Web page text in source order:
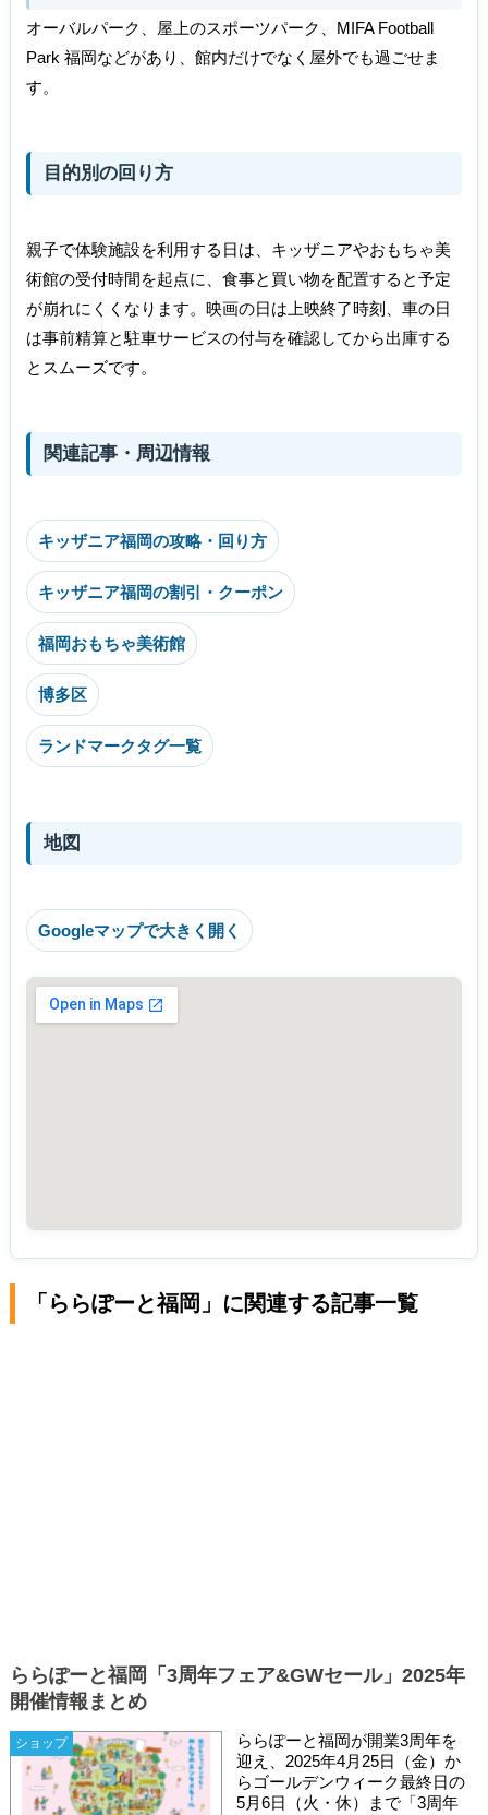
オーバルパーク、屋上のスポーツパーク、MIFA Football
Park 福岡などがあり、館内だけでなく屋外でも過ごせま
す。
目的別の回り方
親子で体験施設を利用する日は、キッザニアやおもちゃ美
術館の受付時間を起点に、食事と買い物を配置すると予定
が崩れにくくなります。映画の日は上映終了時刻、車の日
は事前精算と駐車サービスの付与を確認してから出庫する
とスムーズです。
関連記事・周辺情報
キッザニア福岡の攻略・回り方
キッザニア福岡の割引・クーポン
福岡おもちゃ美術館
博多区
ランドマークタグ一覧
地図
Googleマップで大きく開く
「ららぽーと福岡」に関連する記事一覧
ショップ
ららぽーと福岡「3周年フェア&GWセール」2025年
開催情報まとめ
ららぽーと福岡が開業3周年を
迎え、2025年4月25日（金）か
らゴールデンウィーク最終日の
5月6日（火・休）まで「3周年